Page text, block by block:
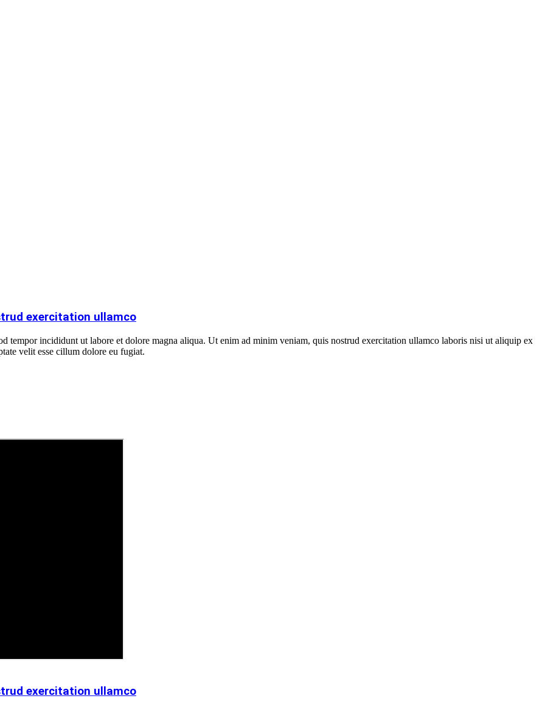
exercitation ullamco
tempor incididunt ut labore et dolore magna aliqua. Ut enim ad minim veniam, quis nostrud exercitation ullamco laboris nisi ut aliquip ex
velit esse cillum dolore eu fugiat.
exercitation ullamco